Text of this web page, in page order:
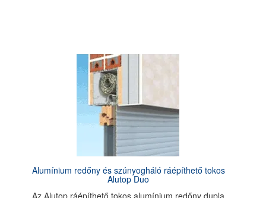
Alumínium redőny és szúnyogháló ráépíthető tokos
Alutop Duo
Az Alutop ráépíthető tokos alumínium redőny dupla